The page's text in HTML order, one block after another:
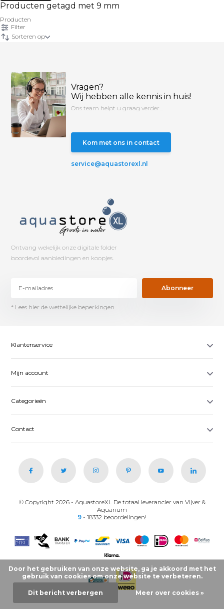
Producten getagd met 9 mm
Producten
Filter
Sorteren op
Vragen?
Wij hebben alle kennis in huis!
Ons team helpt u graag verder...
Kom met ons in contact
service@aquastorexl.nl
Ontvang wekelijk onze digitale folder
boordevol aanbiedingen en koopjes.
Abonneer
* Lees hier de wettelijke beperkingen
Klantenservice
Mijn account
Categorieën
Contact
© Copyright 2026 - AquastoreXL De totaal leverancier van Vijver &
Aquarium
9 - 18332 beoordelingen!
Door het gebruiken van onze website, ga je akkoord met het
gebruik van cookies om onze website te verbeteren.
Dit bericht verbergen Meer over cookies »